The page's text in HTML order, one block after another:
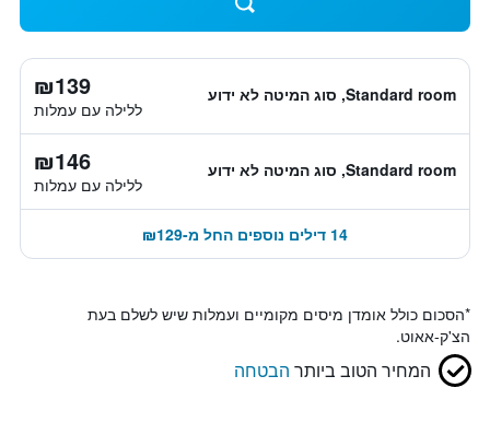
Standard room, סוג המיטה לא ידוע ₪139
ללילה עם עמלות
Standard room, סוג המיטה לא ידוע ₪146
ללילה עם עמלות
14 דילים נוספים החל מ-₪129
*הסכום כולל אומדן מיסים מקומיים ועמלות שיש לשלם בעת
הצ'ק-אאוט.
המחיר הטוב ביותר הבטחה